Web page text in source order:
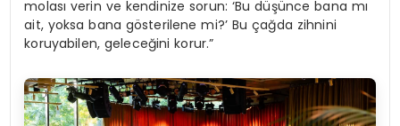
molası verin ve kendinize sorun: ‘Bu düşünce bana mı
ait, yoksa bana gösterilene mi?’ Bu çağda zihnini
koruyabilen, geleceğini korur.”